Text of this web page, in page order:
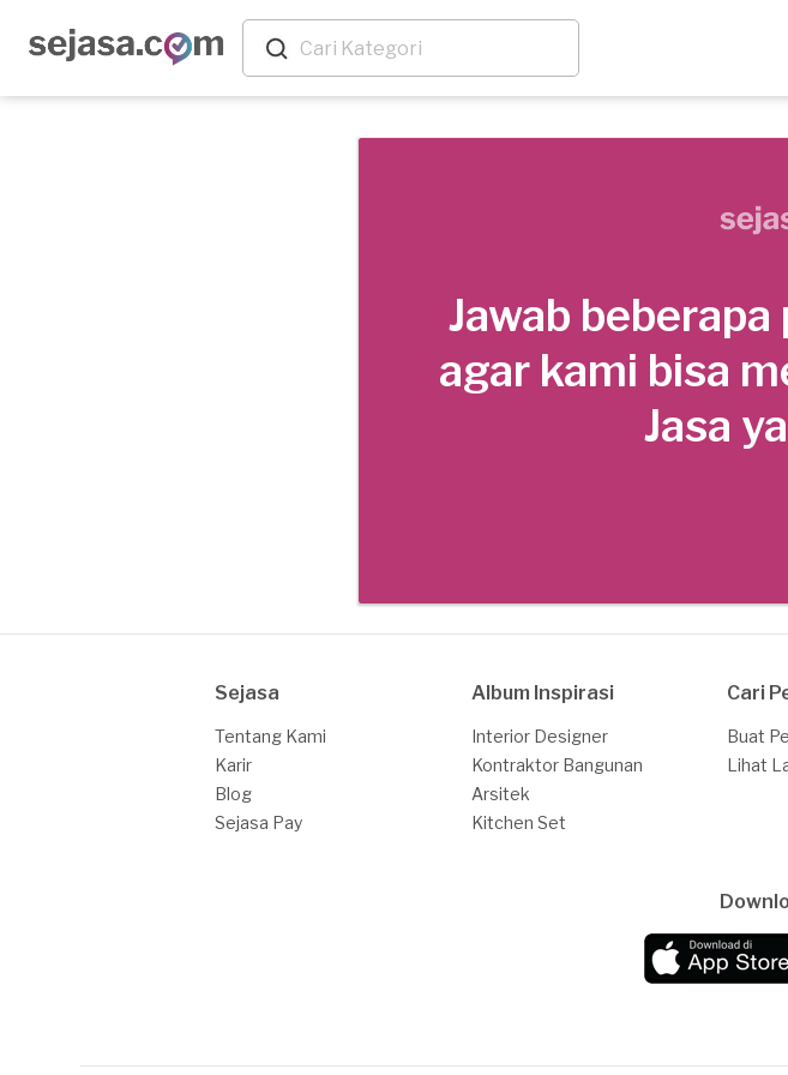
Jawab
agar kami bisa
Jasa
Sejasa
Tentang Kami
Karir
Blog
Sejasa Pay
Album Inspirasi
Interior Designer
Kontraktor Bangunan
Arsitek
Kitchen Set
Cari
Buat
Lihat